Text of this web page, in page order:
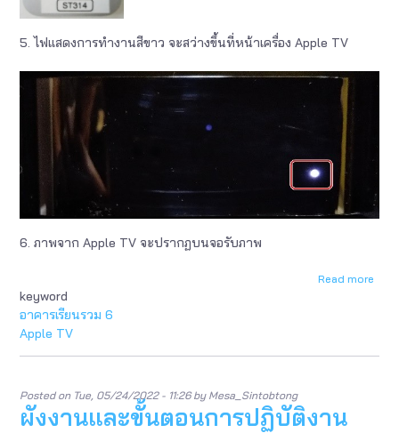
5. ไฟแสดงการทำงานสีขาว จะสว่างขึ้นที่หน้าเครื่อง Apple TV
6. ภาพจาก Apple TV จะปรากฏบนจอรับภาพ
Read more
ตอน
keyword
อาคารเรียนรวม 6
Apple TV
Posted on Tue, 05/24/2022 - 11:26by Mesa_Sintobtong
ผังงานและขั้นตอนการปฏิบัติงาน